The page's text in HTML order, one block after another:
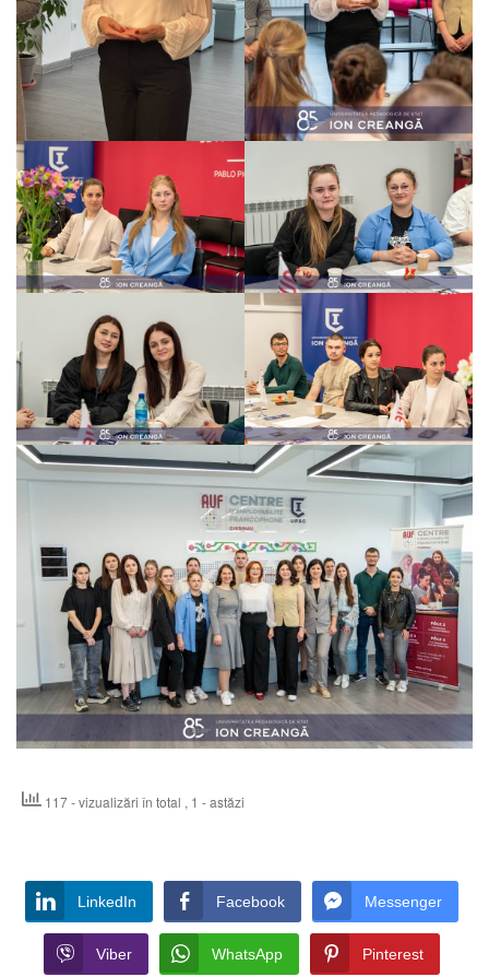
117 - vizualizări în total , 1 - astăzi
LinkedIn Facebook Messenger
Viber WhatsApp Pinterest